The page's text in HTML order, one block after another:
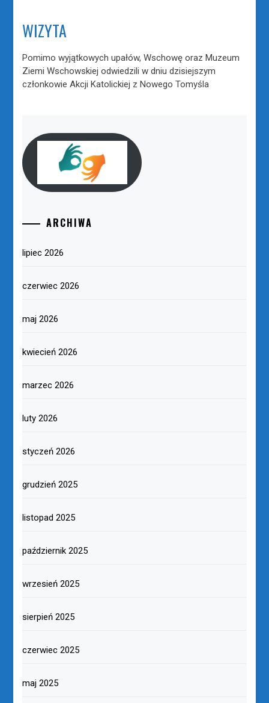
WIZYTA
Pomimo wyjątkowych upałów, Wschowę oraz Muzeum
Ziemi Wschowskiej odwiedzili w dniu dzisiejszym
członkowie Akcji Katolickiej z Nowego Tomyśla
ARCHIWA
lipiec 2026
czerwiec 2026
maj 2026
kwiecień 2026
marzec 2026
luty 2026
styczeń 2026
grudzień 2025
listopad 2025
październik 2025
wrzesień 2025
sierpień 2025
czerwiec 2025
maj 2025